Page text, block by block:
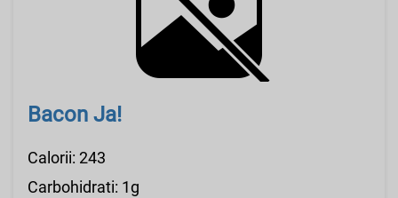
Bacon Ja!
Calorii: 243
Carbohidrati: 1g